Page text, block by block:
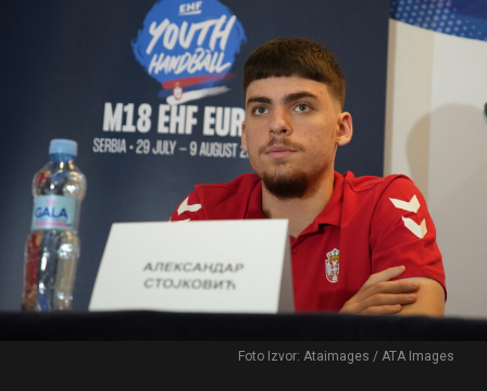
Foto Izvor: Ataimages / ATA Images